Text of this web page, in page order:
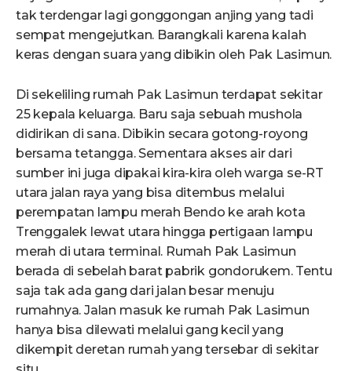
tak terdengar lagi gonggongan anjing yang tadi
sempat mengejutkan. Barangkali karena kalah
keras dengan suara yang dibikin oleh Pak Lasimun.
Di sekeliling rumah Pak Lasimun terdapat sekitar
25 kepala keluarga. Baru saja sebuah mushola
didirikan di sana. Dibikin secara gotong-royong
bersama tetangga. Sementara akses air dari
sumber ini juga dipakai kira-kira oleh warga se-RT
utara jalan raya yang bisa ditembus melalui
perempatan lampu merah Bendo ke arah kota
Trenggalek lewat utara hingga pertigaan lampu
merah di utara terminal. Rumah Pak Lasimun
berada di sebelah barat pabrik gondorukem. Tentu
saja tak ada gang dari jalan besar menuju
rumahnya. Jalan masuk ke rumah Pak Lasimun
hanya bisa dilewati melalui gang kecil yang
dikempit deretan rumah yang tersebar di sekitar